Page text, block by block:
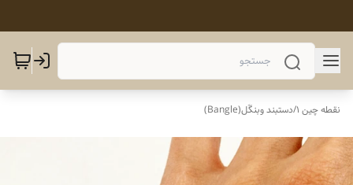
نقطه چین 1 /دستبند وبنگَل(Bangle)